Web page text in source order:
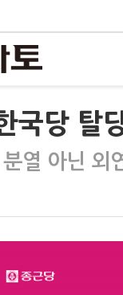
국당 탈
열 아닌